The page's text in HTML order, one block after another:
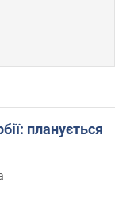
планується